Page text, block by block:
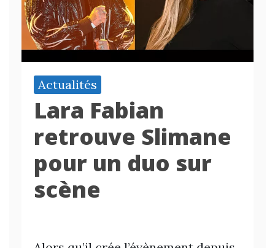
Actualités
Lara Fabian
retrouve Slimane
pour un duo sur
scène